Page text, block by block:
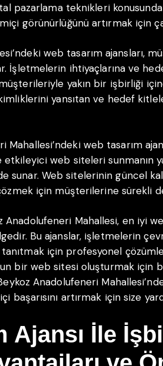
pazarlama teknikleri
görünürlüğünü artırmak için
web tasarım ajansları,
İşletmelerin ihtiyaçlarına ve
yakın bir işbirliği
yansıtan ve hedef
web tasarım
web siteleri sunmanın
sunar. Web sitelerinin güncel
için müşterilerine sürekli
Anadolufeneri Mahallesi, en iyi
Bu ajanslar, işletmelerin
için profesyonel
bir web sitesi oluşturmak için
Anadolufeneri
başarısını artırmak için size
Ajansı İle